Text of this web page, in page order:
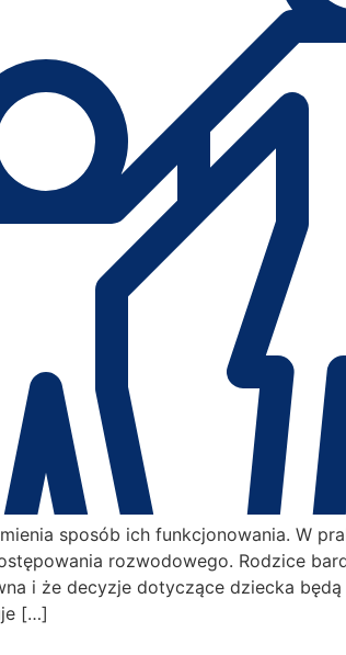
sposób ich funkcjonowania. W
rozwodowego. Rodzice
i że decyzje dotyczące dziecka
[…]